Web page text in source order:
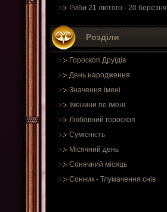
Риби 21 лютого - 20 березня
Розділи
Гороскоп Друїдів
День народження
Значення імені
Іменини по імені
Любовний гороскоп
Сумісність
Місячний день
Сонячний місяць
Сонник - Тлумачення снів